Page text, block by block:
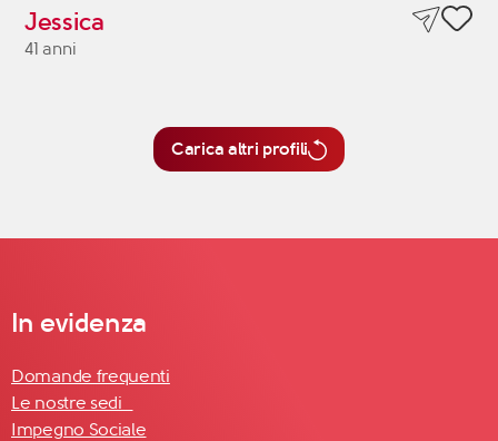
Jessica
41 anni
Carica altri profili
In evidenza
Domande frequenti
Le nostre sedi
Impegno Sociale